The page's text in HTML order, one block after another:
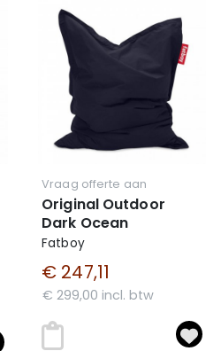
Vraag offerte aan
Original Outdoor
Dark Ocean
Fatboy
€ 247,11
€ 299,00 incl. btw